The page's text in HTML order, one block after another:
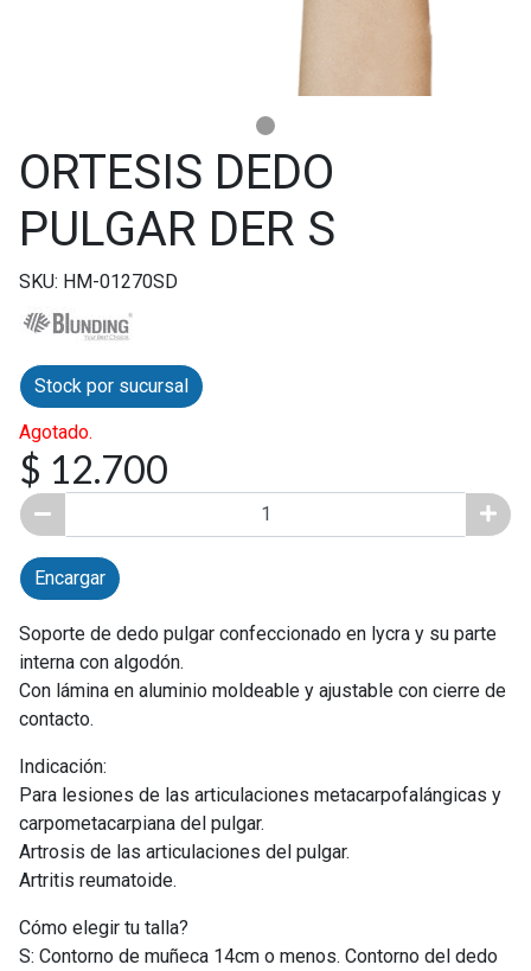
ORTESIS DEDO
PULGAR DER S
SKU: HM-01270SD
Stock por sucursal
Agotado.
$ 12.700
Encargar
Soporte de dedo pulgar confeccionado en lycra y su parte
interna con algodón.
Con lámina en aluminio moldeable y ajustable con cierre de
contacto.
Indicación:
Para lesiones de las articulaciones metacarpofalángicas y
carpometacarpiana del pulgar.
Artrosis de las articulaciones del pulgar.
Artritis reumatoide.
Cómo elegir tu talla?
S: Contorno de muñeca 14cm o menos. Contorno del dedo